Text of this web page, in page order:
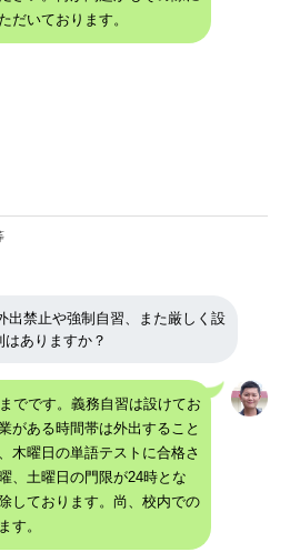
だいております。
出禁止や強制自習、また厳しく設
ありますか？
でです。義務自習は設けてお
がある時間帯は外出すること
木曜日の単語テストに合格さ
、土曜日の門限が24時とな
しております。尚、校内での
す。